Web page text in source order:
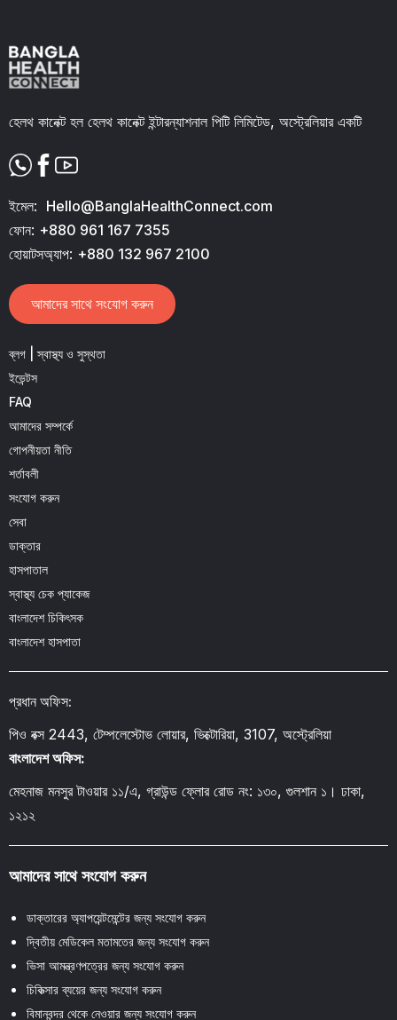
হেলথ কানেক্ট হল হেলথ কানেক্ট ইন্টারন্যাশনাল পিটি লিমিটেড, অস্ট্রেলিয়ার একটি
ইমেল: Hello@BanglaHealthConnect.com
ফোন: +880 961 167 7355
হোয়াটসঅ্যাপ: +880 132 967 2100
আমাদের সাথে সংযোগ করুন
ব্লগ | স্বাস্থ্য ও সুস্থতা
ইভেন্টস
FAQ
আমাদের সম্পর্কে
গোপনীয়তা নীতি
শর্তাবলী
সংযোগ করুন
সেবা
ডাক্তার
হাসপাতাল
স্বাস্থ্য চেক প্যাকেজ
বাংলাদেশ চিকিৎসক
বাংলাদেশ হাসপাতা
প্রধান অফিস:
পিও বক্স 2443, টেম্পলেস্টোভ লোয়ার, ভিক্টোরিয়া, 3107, অস্ট্রেলিয়া
বাংলাদেশ অফিস:
মেহনাজ মনসুর টাওয়ার ১১/এ, গ্রাউন্ড ফ্লোর রোড নং: ১৩০, গুলশান ১। ঢাকা,
১২১২
আমাদের সাথে সংযোগ করুন
ডাক্তারের অ্যাপয়েন্টমেন্টের জন্য সংযোগ করুন
দ্বিতীয় মেডিকেল মতামতের জন্য সংযোগ করুন
ভিসা আমন্ত্রণপত্রের জন্য সংযোগ করুন
চিকিত্সার ব্যয়ের জন্য সংযোগ করুন
বিমানবন্দর থেকে নেওয়ার জন্য সংযোগ করুন